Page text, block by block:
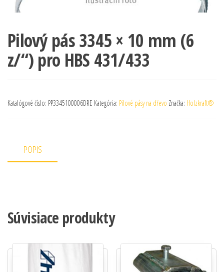
Pilový pás 3345 × 10 mm (6
z/“) pro HBS 431/433
Katalógové číslo: PP3345100006DRE Kategória: Pilové pásy na dřevo Značka: Holzkraft®
POPIS
Súvisiace produkty